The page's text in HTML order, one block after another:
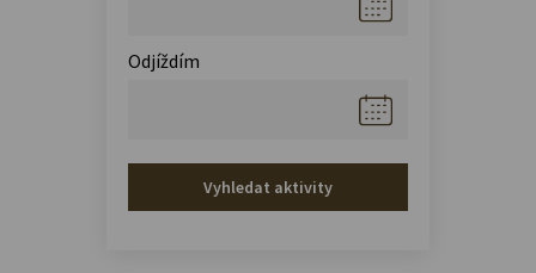
Odjíždím
Vyhledat aktivity